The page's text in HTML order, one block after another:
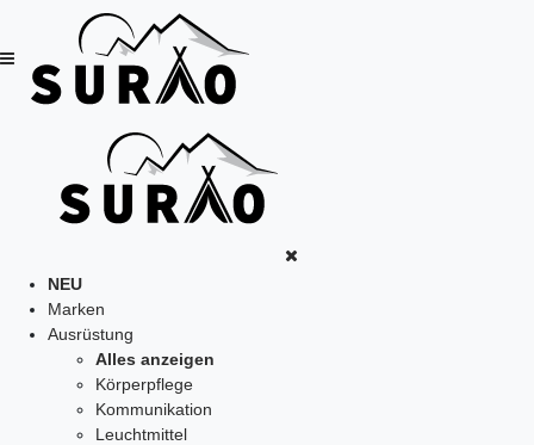
NEU
Marken
Ausrüstung
Alles anzeigen
Körperpflege
Kommunikation
Leuchtmittel